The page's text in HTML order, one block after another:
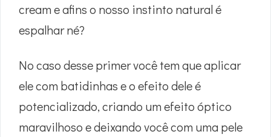
cream e afins o nosso instinto natural é
espalhar né?
No caso desse primer você tem que aplicar
ele com batidinhas e o efeito dele é
potencializado, criando um efeito óptico
maravilhoso e deixando você com uma pele